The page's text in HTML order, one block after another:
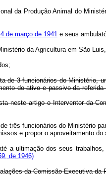
da Produção Animal do
de março de 1941 e seus
da Agricultura em São
de 3 funcionários do
do ativo e passivo da
neste artigo o Interventor da
três funcionários do Ministério
e propor o
a ultimação dos seus
de 1946)
da Comissão Executiva